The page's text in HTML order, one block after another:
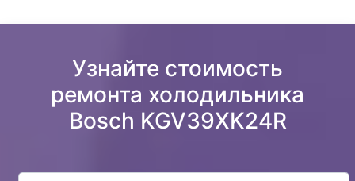
Узнайте стоимость
ремонта холодильника
Bosch KGV39XK24R